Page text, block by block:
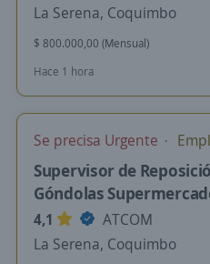
La Serena, Coquimbo
$ 800.000,00 (Mensual)
Hace 1 hora
Se precisa Urgente
Supervisor de
Góndolas
4,1
ATCOM
La Serena, Coquimbo